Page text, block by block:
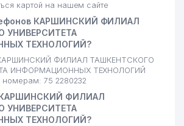
картой на нашем сайте
КАРШИНСКИЙ ФИЛИАЛ
УНИВЕРСИТЕТА
ТЕХНОЛОГИЙ?
КАРШИНСКИЙ ФИЛИАЛ ТАШКЕНТСКОГО
ИНФОРМАЦИОННЫХ ТЕХНОЛОГИЙ
75 2280232
КАРШИНСКИЙ ФИЛИАЛ
УНИВЕРСИТЕТА
ТЕХНОЛОГИЙ?